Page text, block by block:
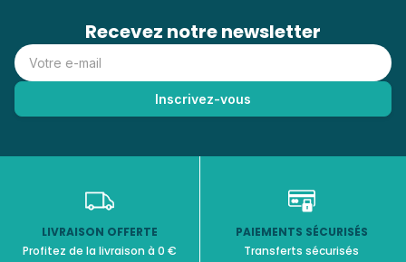
Recevez notre newsletter
LIVRAISON OFFERTE
Profitez de la livraison à 0 €
PAIEMENTS SÉCURISÉS
Transferts sécurisés